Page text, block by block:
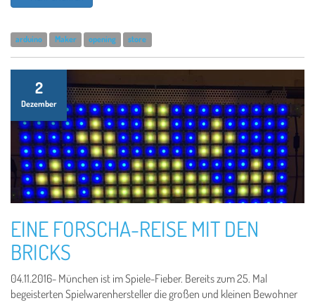
arduino Maker opening store
2
Dezember
EINE FORSCHA-REISE MIT DEN
BRICKS
04.11.2016- München ist im Spiele-Fieber. Bereits zum 25. Mal
begeisterten Spielwarenhersteller die großen und kleinen Bewohner